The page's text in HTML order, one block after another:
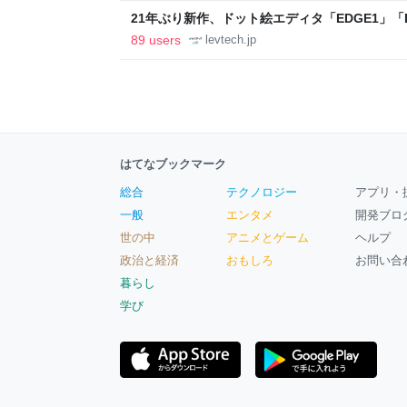
21年ぶり新作、ドット絵エディタ「EDGE1」
ついて作者に聞く【フォーカス】 - レバテック
89 users levtech.jp
はてなブックマーク
総合
一般
世の中
政治と経済
暮らし
学び
テクノロジー
エンタメ
アニメとゲーム
おもしろ
アプリ・
開発ブロ
ヘルプ
お問い合